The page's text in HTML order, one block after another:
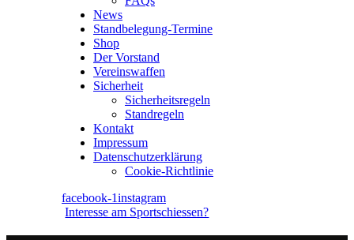
News
Standbelegung-Termine
Shop
Der Vorstand
Vereinswaffen
Sicherheit
Sicherheitsregeln
Standregeln
Kontakt
Impressum
Datenschutzerklärung
Cookie-Richtlinie
facebook-1instagram
Interesse am Sportschiessen?